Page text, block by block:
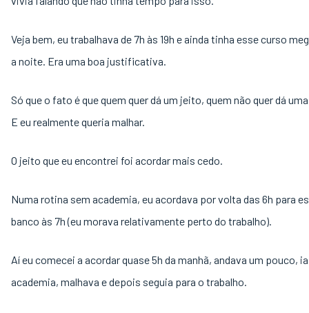
Veja bem, eu trabalhava de 7h às 19h e ainda tinha esse curso
a noite. Era uma boa justificativa.
Só que o fato é que quem quer dá um jeito, quem não quer dá
E eu realmente queria malhar.
O jeito que eu encontrei foi acordar mais cedo.
Numa rotina sem academia, eu acordava por volta das 6h para
banco às 7h (eu morava relativamente perto do trabalho).
Aí eu comecei a acordar quase 5h da manhã, andava um pouco,
academia, malhava e depois seguia para o trabalho.